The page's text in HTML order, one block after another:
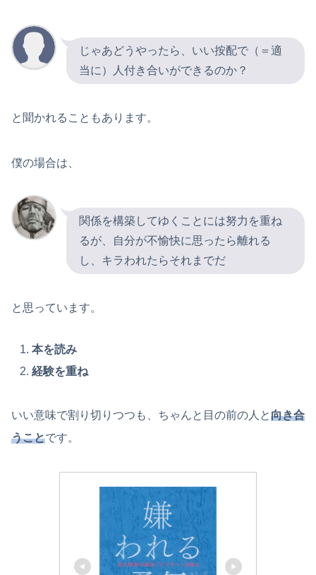
じゃあどうやったら、いい按配で（＝適
当に）人付き合いができるのか？
と聞かれることもあります。
僕の場合は、
関係を構築してゆくことには努力を重ね
るが、自分が不愉快に思ったら離れる
し、キラわれたらそれまでだ
と思っています。
本を読み
経験を重ね
いい意味で割り切りつつも、ちゃんと目の前の人と向き合
うことです。